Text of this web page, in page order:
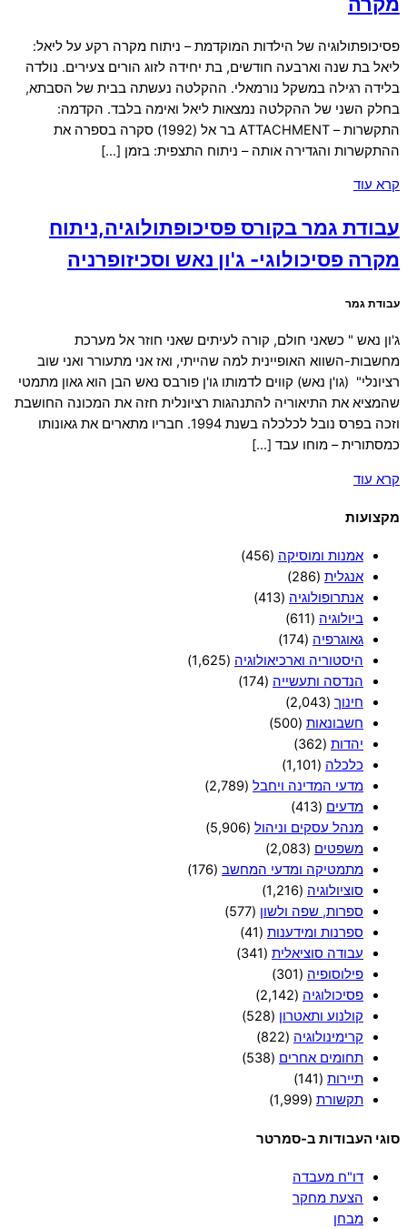
פסיכופתולוגיה של הילדות המוקדמת – ניתוח מקרה רקע על ליאל:
ליאל בת שנה וארבעה חודשים, בת יחידה לזוג הורים צעירים. נולדה
בלידה רגילה במשקל נורמאלי. ההקלטה נעשתה בבית של הסבתא,
בחלק השני של ההקלטה נמצאות ליאל ואימה בלבד. הקדמה:
התקשרות – ATTACHMENT בר אל (1992) סקרה בספרה את
ההתקשרות והגדירה אותה – ניתוח התצפית: בזמן […]
קרא עוד
עבודת גמר בקורס פסיכופתולוגיה,ניתוח
מקרה פסיכולוגי- ג'ון נאש וסכיזופרניה
עבודת גמר
ג'ון נאש " כשאני חולם, קורה לעיתים שאני חוזר אל מערכת
מחשבות-השווא האופיינית למה שהייתי, ואז אני מתעורר ואני שוב
רציונלי" (גו'ן נאש) קווים לדמותו גו'ן פורבס נאש הבן הוא גאון מתמטי
שהמציא את התיאוריה להתנהגות רציונלית חזה את המכונה החושבת
וזכה בפרס נובל לכלכלה בשנת 1994. חבריו מתארים את גאונותו
כמסתורית – מוחו עבד […]
קרא עוד
מקצועות
אמנות ומוסיקה (456)
אנגלית (286)
אנתרופולוגיה (413)
ביולוגיה (611)
גאוגרפיה (174)
היסטוריה וארכיאולוגיה (1,625)
הנדסה ותעשייה (174)
חינוך (2,043)
חשבונאות (500)
יהדות (362)
כלכלה (1,101)
מדעי המדינה ויחבל (2,789)
מדעים (413)
מנהל עסקים וניהול (5,906)
משפטים (2,083)
מתמטיקה ומדעי המחשב (176)
סוציולוגיה (1,216)
ספרות, שפה ולשון (577)
ספרנות ומידענות (41)
עבודה סוציאלית (341)
פילוסופיה (301)
פסיכולוגיה (2,142)
קולנוע ותאטרון (528)
קרימינולוגיה (822)
תחומים אחרים (538)
תיירות (141)
תקשורת (1,999)
סוגי העבודות ב-סמרטר
דו"ח מעבדה
הצעת מחקר
מבחן